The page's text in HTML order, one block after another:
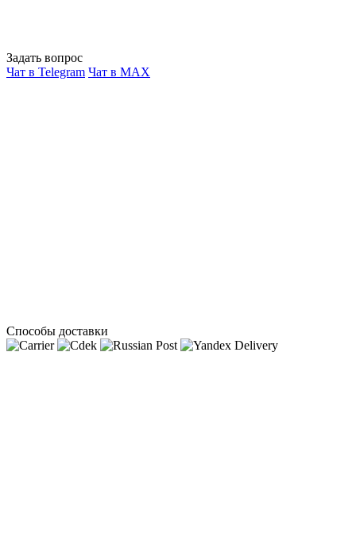
Задать вопрос
Чат в Telegram Чат в MAX
Способы доставки